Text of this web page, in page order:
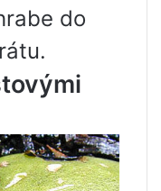
do